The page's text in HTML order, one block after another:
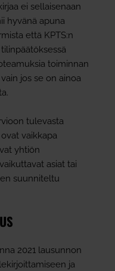
ei sellaisenaan
hyvänä apuna
että KPTS:n
toiminnan
jos se on ainoa
tulevasta
vaikkapa
yhtiön
asiat tai
suunniteltu
2021 lausunnon
ja